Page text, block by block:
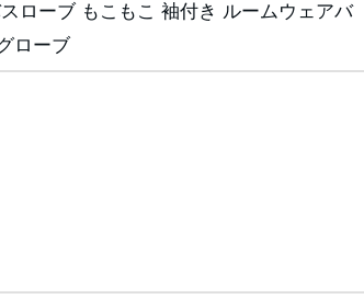
ローブ もこもこ 袖付き ルームウェアバ
ローブ